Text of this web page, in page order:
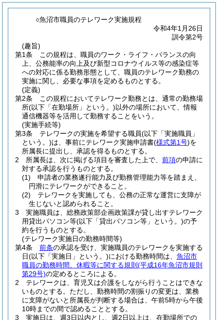
○魚沼市職員のテレワーク実施規程
令和4年1月26日
訓令第2号
(趣旨)
第1条
この規程は、職員のワーク・ライフ・バランスの向
上、公務能率の向上及び新型コロナウイルス等の感染症等
への対応に係る勤務形態として、職員のテレワーク勤務の
実施に関し、必要な事項を定めるものとする。
(定義)
第2条
この規程においてテレワーク勤務とは、通常の勤務場
所(以下「在勤場所」という。)以外の場所において、情報
通信機器等を活用して勤務することをいう。
(実施手続等)
第3条
テレワークの実施を希望する職員(以下「実施職員」
という。)は、事前にテレワーク実施申請書(様式第1号)を
所属長に提出し、承認を得るものとする。
2
所属長は、次に掲げる項目を審査した上で、 前項の申請に
対する承認を行うものとする。
(1)
申請者の業務遂行能力及び勤務管理能力等を踏まえ、
円滑にテレワークができること。
(2)
テレワークを実施しても、公務の正常な運営に支障が
生じないと認められること。
3
実施職員は、総務政策部企画政策課が貸し出すテレワーク
用貸出パソコン等(以下「貸出パソコン等」という。)の予
約を行うものとする。
(テレワーク実施日の勤務時間等)
第4条
前条の承認を受け、実施職員のテレワークを実施する
日(以下「実施日」という。)における勤務時間は、 魚沼市
職員の勤務時間、休暇等に関する規則 (平成16年魚沼市規則
第29号)の定めるところによる。
2
テレワークは、育児又は介護をしながら行うことはできな
いものとする。 ただし、勤務時間の割振りの変更は、業務
に支障がないと所属長が判断する場合は、午前5時から午後
10時までの間で認めることとする。
3
実施日は、週3日以内とし、週2日以上は、在勤場所での